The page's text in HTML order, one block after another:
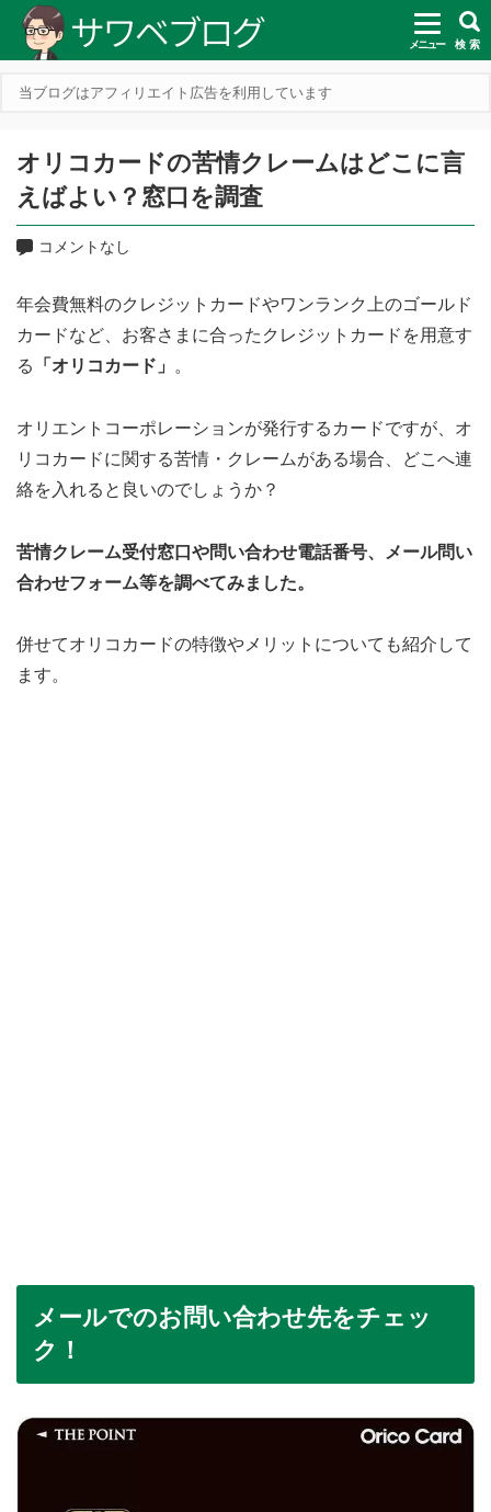
メニュー 検 索
当ブログはアフィリエイト広告を利用しています
オリコカードの苦情クレームはどこに言
えばよい？窓口を調査
コメントなし
年会費無料のクレジットカードやワンランク上のゴールド
カードなど、お客さまに合ったクレジットカードを用意す
る
「オリコカード」 。
オリエントコーポレーションが発行するカードですが、オ
リコカードに関する苦情・クレームがある場合、どこへ連
絡を入れると良いのでしょうか？
苦情クレーム受付窓口や問い合わせ電話番号、メール問い
合わせフォーム等を調べてみました。
併せてオリコカードの特徴やメリットについても紹介して
ます。
メールでのお問い合わせ先をチェッ
ク！